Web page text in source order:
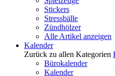
Stickers
Stressbälle
Zündhölzer
Alle Artikel anzeigen
Kalender
Zurück zu allen Kategorien
Bürokalender
Kalender